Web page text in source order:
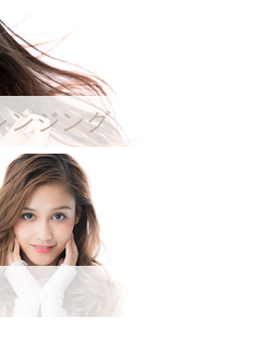
ンジング